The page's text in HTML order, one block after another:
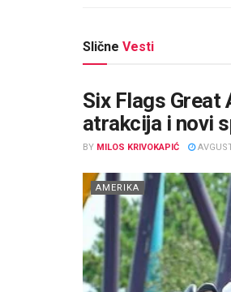
Slične Vesti
Six Flags
atrakcija i novi
BY MILOS KRIVOKAPIĆ
AMERIKA